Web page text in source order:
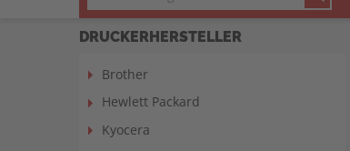
DRUCKERHERSTELLER
Brother
Hewlett Packard
Kyocera